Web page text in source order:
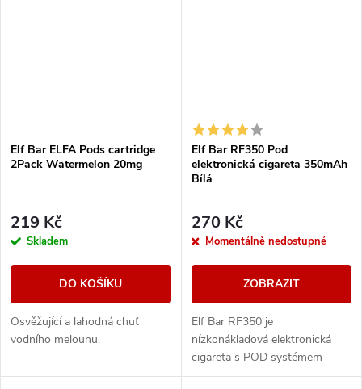
Elf Bar ELFA Pods cartridge
2Pack Watermelon 20mg
219 Kč
Skladem
DO KOŠÍKU
Osvěžující a lahodná chuť
vodního melounu.
Elf Bar RF350 Pod
elektronická cigareta 350mAh
Bílá
270 Kč
Momentálně nedostupné
ZOBRAZIT
Elf Bar RF350 je
nízkonákladová elektronická
cigareta s POD systémem
vážící pouhých 20g a